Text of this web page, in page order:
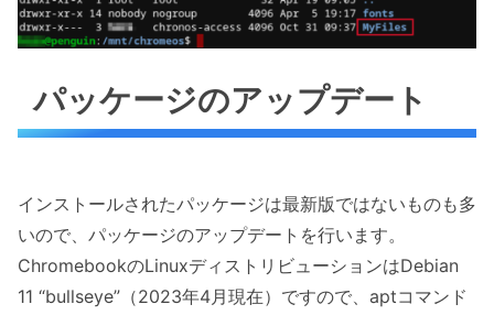
パッケージのアップデート
インストールされたパッケージは最新版ではないものも多
いので、パッケージのアップデートを行います。
ChromebookのLinuxディストリビューションはDebian
11 “bullseye”（2023年4月現在）ですので、aptコマンド